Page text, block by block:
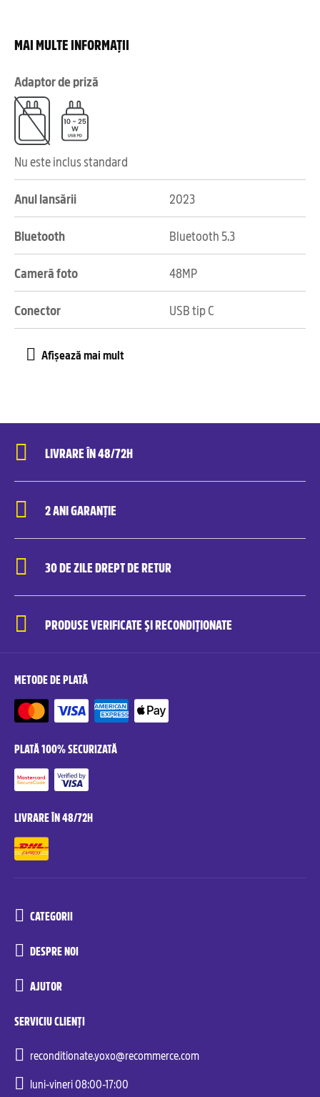
MAI MULTE INFORMAȚII
Adaptor de priză
Nu este inclus standard
Anul lansării 2023
Bluetooth Bluetooth 5.3
Cameră foto 48MP
Conector USB tip C
LIVRARE ÎN 48/72H
2 ANI GARANȚIE
30 DE ZILE DREPT DE RETUR
PRODUSE VERIFICATE ȘI RECONDIȚIONATE
METODE DE PLATĂ
PLATĂ 100% SECURIZATĂ
LIVRARE ÎN 48/72H
CATEGORII
DESPRE NOI
AJUTOR
SERVICIU CLIENȚI
reconditionate.yoxo@recommerce.com
luni-vineri 08:00-17:00